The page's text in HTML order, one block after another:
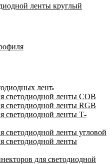
ленты круглый
лент
светодиодной ленты COB
светодиодной ленты RGB
светодиодной ленты Т-
светодиодной ленты угловой
светодиодной ленты
для светодиодной